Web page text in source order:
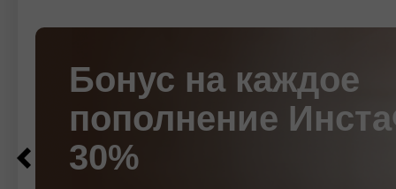
процентную ставку FOMC
Бонус на каждое
пополнение
30%